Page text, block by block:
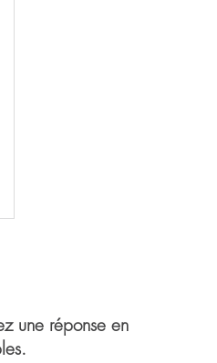
une réponse en